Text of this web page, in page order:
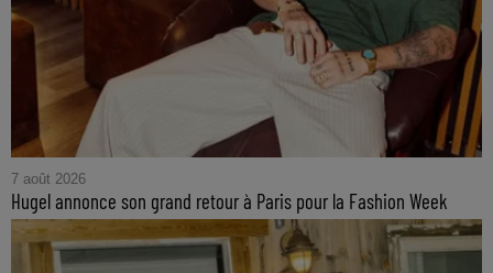
7 août 2026
Hugel annonce son grand retour à Paris pour la Fashion Week